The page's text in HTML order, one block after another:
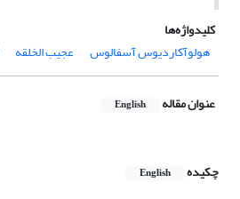
کلیدواژه‌ها
‌ ‌هولوآکاردیوس آسفالوس
عجیب الخلقه
عنوان مقاله English
چکیده English